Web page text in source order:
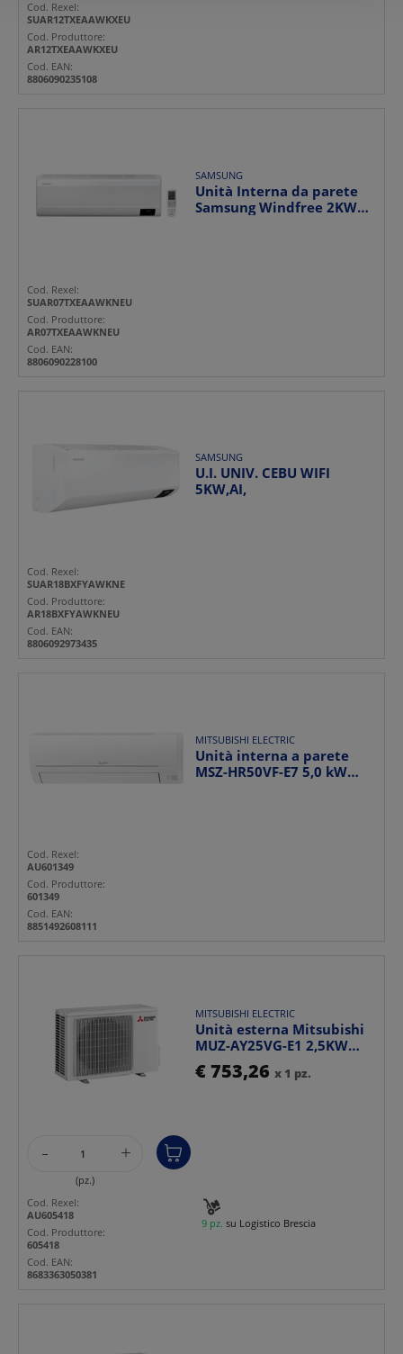
Cod. Rexel:
SUAR12TXEAAWKXEU
Cod. Produttore:
AR12TXEAAWKXEU
Cod. EAN:
8806090235108
SAMSUNG
Unità Interna da parete
Samsung Windfree 2KW
Cod. Rexel:
SUAR07TXEAAWKNEU
Cod. Produttore:
AR07TXEAAWKNEU
Cod. EAN:
8806090228100
SAMSUNG
U.I. UNIV. CEBU WIFI
5KW,AI,
Cod. Rexel:
SUAR18BXFYAWKNE
Cod. Produttore:
AR18BXFYAWKNEU
Cod. EAN:
8806092973435
MITSUBISHI ELECTRIC
Unità interna a parete
MSZ-HR50VF-E7 5,0 kW
Cod. Rexel:
AU601349
Cod. Produttore:
601349
Cod. EAN:
8851492608111
MITSUBISHI ELECTRIC
Unità esterna Mitsubishi
MUZ-AY25VG-E1 2,5KW
R32 compatta efficie...
€ 753,26 x 1 pz.
- +
(pz.)
9 pz. su Logistico Brescia
Cod. Rexel:
AU605418
Cod. Produttore:
605418
Cod. EAN:
8683363050381